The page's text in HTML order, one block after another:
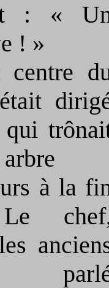
: «
! »
à la